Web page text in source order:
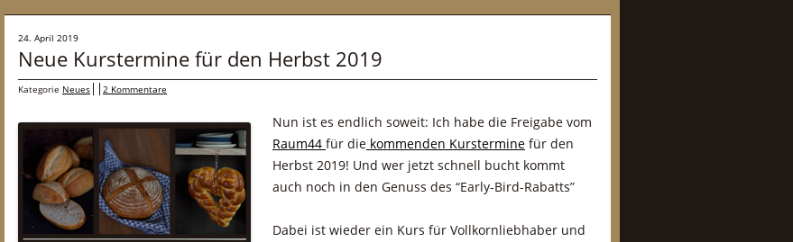
24. April 2019
Neue Kurstermine für den Herbst 2019
Kategorie Neues 2 Kommentare
Nun ist es endlich soweit: Ich habe die Freigabe vom
Raum44 für die kommenden Kurstermine für den
Herbst 2019! Und wer jetzt schnell bucht kommt
auch noch in den Genuss des “Early-Bird-Rabatts”
Dabei ist wieder ein Kurs für Vollkornliebhaber und